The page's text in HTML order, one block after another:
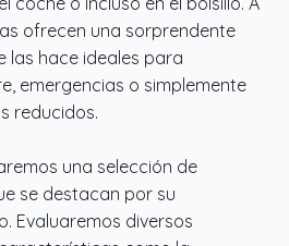
ofrecen una sorprendente
las hace ideales para
emergencias o simplemente
reducidos.
una selección de
se destacan por su
Evaluaremos diversos